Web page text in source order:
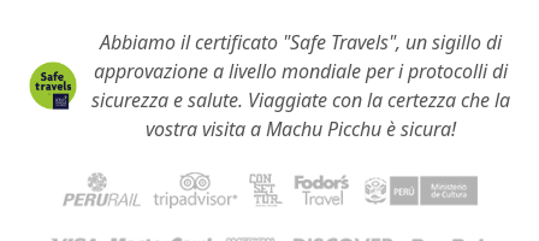
Abbiamo il certificato "Safe Travels", un sigillo di
approvazione a livello mondiale per i protocolli di
sicurezza e salute. Viaggiate con la certezza che la
vostra visita a Machu Picchu è sicura!